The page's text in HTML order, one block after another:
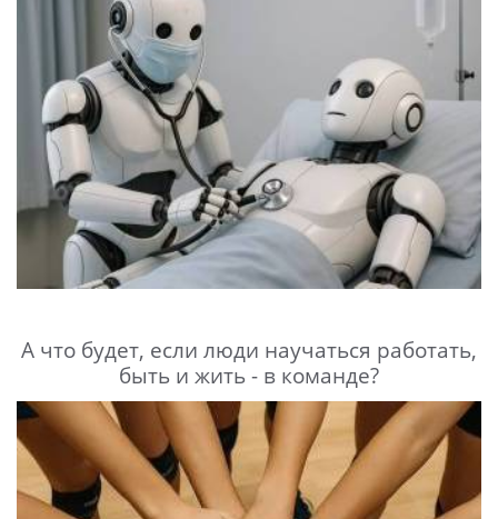
А что будет, если люди научаться работать,
быть и жить - в команде?